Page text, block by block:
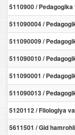
5110900 /
511090004 /
511090009 /
511090010 /
511090001 /
511090013 /
5120112 / Filologiya
5611501 / Gid